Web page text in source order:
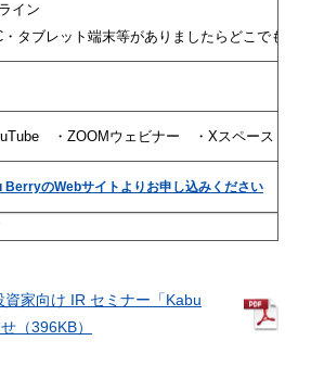
イン
タブレット端末等がありましたらどこでも参
・ZOOMウェビナー ・Xスペース
BerryのWebサイトよりお申し込みください
家向け IR セミナー「Kabu
（396KB）